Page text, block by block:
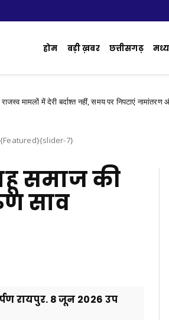
होम बड़ी ख़बर छत्तीसगढ़ मध्य
में देरी बर्दाश्त नहीं, समय पर निपटाएं नामांतरण और
{Featured}{slider-7}
समाज की
साव
रायपुर. 8 जून 2026 उप